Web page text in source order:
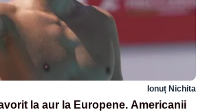
Ionuț Nichita
la aur la Europene. Americanii